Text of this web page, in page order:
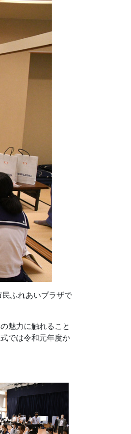
ふれあいプラザで
魅力に触れること
では令和元年度か